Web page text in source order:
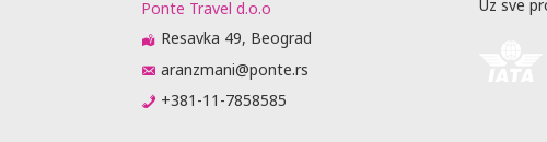
Ponte Travel d.o.o
Resavka 49, Beograd
aranzmani@ponte.rs
+381-11-7858585
Uz sve